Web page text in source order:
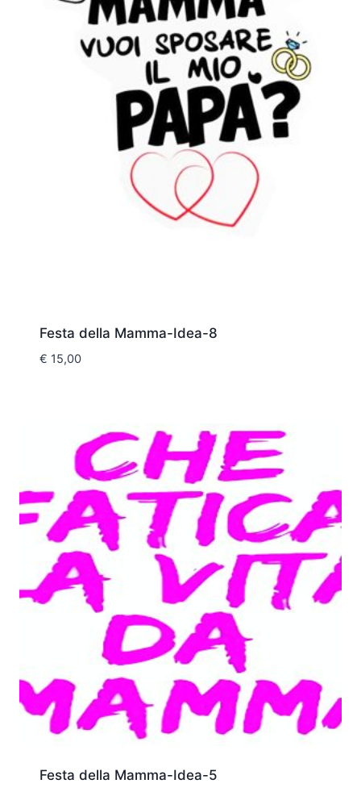
Festa della Mamma-Idea-8
€ 15,00
Festa della Mamma-Idea-5